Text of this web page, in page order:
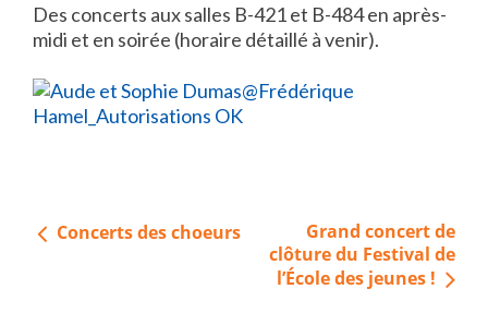
Des concerts aux salles B-421 et B-484 en après-
midi et en soirée (horaire détaillé à venir).
Navigation
Concerts des choeurs
Grand concert de
clôture du Festival de
l’École des jeunes !